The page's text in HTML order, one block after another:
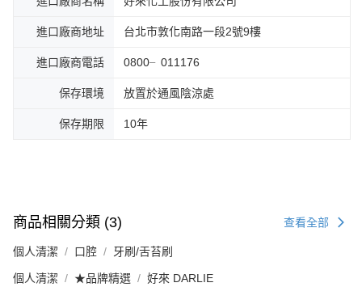
進口廠商地址 台北市敦化南路一段2號9樓
進口廠商電話 0800╴011176
保存環境 放置於通風陰涼處
保存期限 10年
商品相關分類 (3) 查看全部
個人清潔 口腔 牙刷/舌苔刷
個人清潔 ★品牌精選 好來 DARLIE